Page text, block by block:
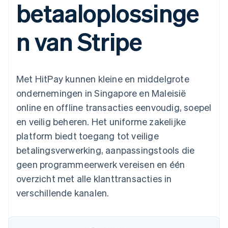
dan 125
Terminal
Authorization
Boost
Link
Versneld afrekenen
Financial
Connections
rekeningen
Gegevenssynchronisatie
Meer
Product roadmap
Marktplaatsen
Geldbeheer
Platforms
SaaS
Per branche
AI-bedrijven
Creator economy
Horeca, reizen en vrije
tijd
Verzekering
Media en entertainment
Non-profitorganisaties
Professionele
dienstverlening
Detailhandel
Facturatie naar gebruik
bieden
Betaalkaarten uitgeven
die door stablecoins
worden gedekt
Bronnen
App-integraties
Voorbeelden van code
Developerblog
API-status
Bedrijf
Productroadmap
Jaarlijks congres
Sessions
Vacatures
Contact
Neem contact op
Partner worden
betaaloplossinge
n van Stripe
Met HitPay kunnen kleine en middelgrote
ondernemingen in Singapore en Maleisië
online en offline transacties eenvoudig, soepel
en veilig beheren. Het uniforme zakelijke
platform biedt toegang tot veilige
betalingsverwerking, aanpassingstools die
geen programmeerwerk vereisen en één
overzicht met alle klanttransacties in
verschillende kanalen.